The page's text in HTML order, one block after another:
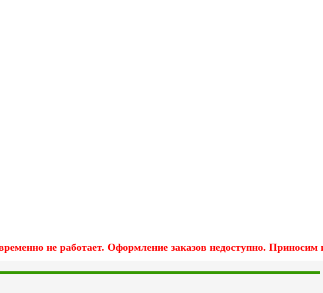
не работает. Оформление заказов недоступно. Приносим